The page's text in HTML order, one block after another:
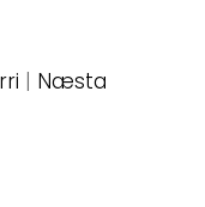
| Næsta